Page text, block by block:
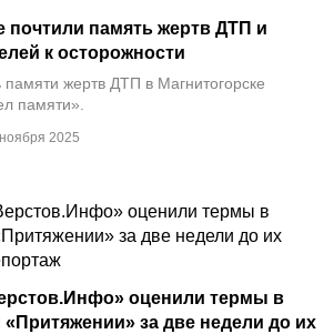
2025
почтили память жертв ДТП и
к осторожности
жертв ДТП в Магнитогорске
памяти».
оценили термы в
«Притяжении» за две недели до их